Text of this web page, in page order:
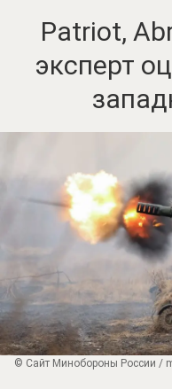
Patriot,
эксперт
© Сайт Минобороны России /